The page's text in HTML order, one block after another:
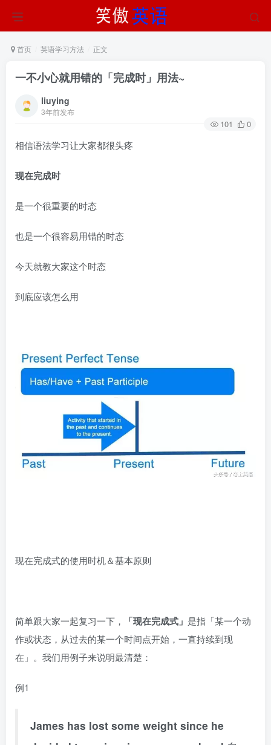
首页 英语学习方法 正文
一不小心就用错的「完成时」用法~
liuying
3年前发布
101 0
相信语法学习让大家都很头疼
现在完成时
是一个很重要的时态
也是一个很容易用错的时态
今天就教大家这个时态
到底应该怎么用
现在完成式的使用时机＆基本原则
简单跟大家一起复习一下， 「现在完成式」 是指「某一个动
作或状态，从过去的某一个时间点开始，一直持续到现
在」。我们用例子来说明最清楚：
例1
James has lost some weight since he